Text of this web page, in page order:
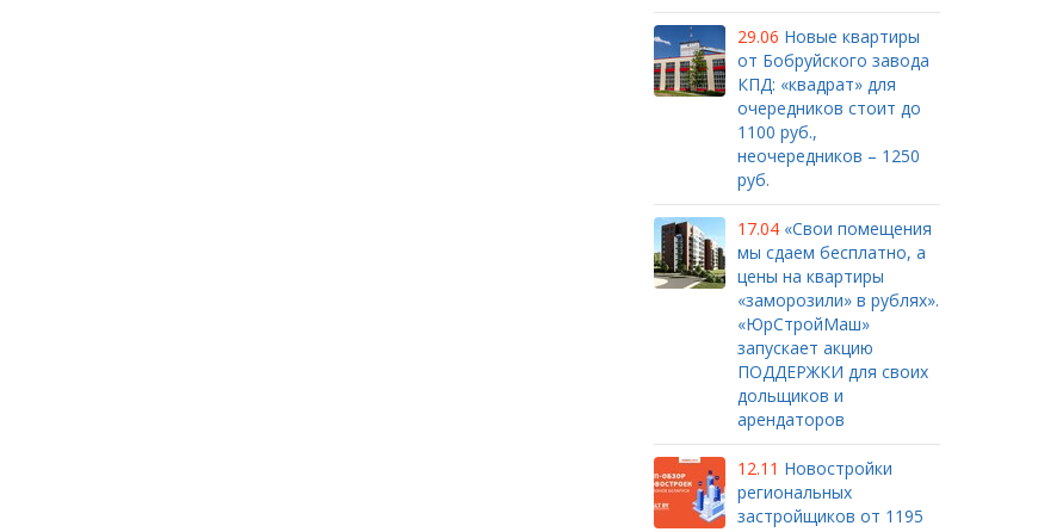
29.06 Новые квартиры
от Бобруйского завода
КПД: «квадрат» для
очередников стоит до
1100 руб.,
неочередников – 1250
руб.
17.04 «Свои помещения
мы сдаем бесплатно, а
цены на квартиры
«заморозили» в рублях».
«ЮрСтройМаш»
запускает акцию
ПОДДЕРЖКИ для своих
дольщиков и
арендаторов
12.11 Новостройки
региональных
застройщиков от 1195